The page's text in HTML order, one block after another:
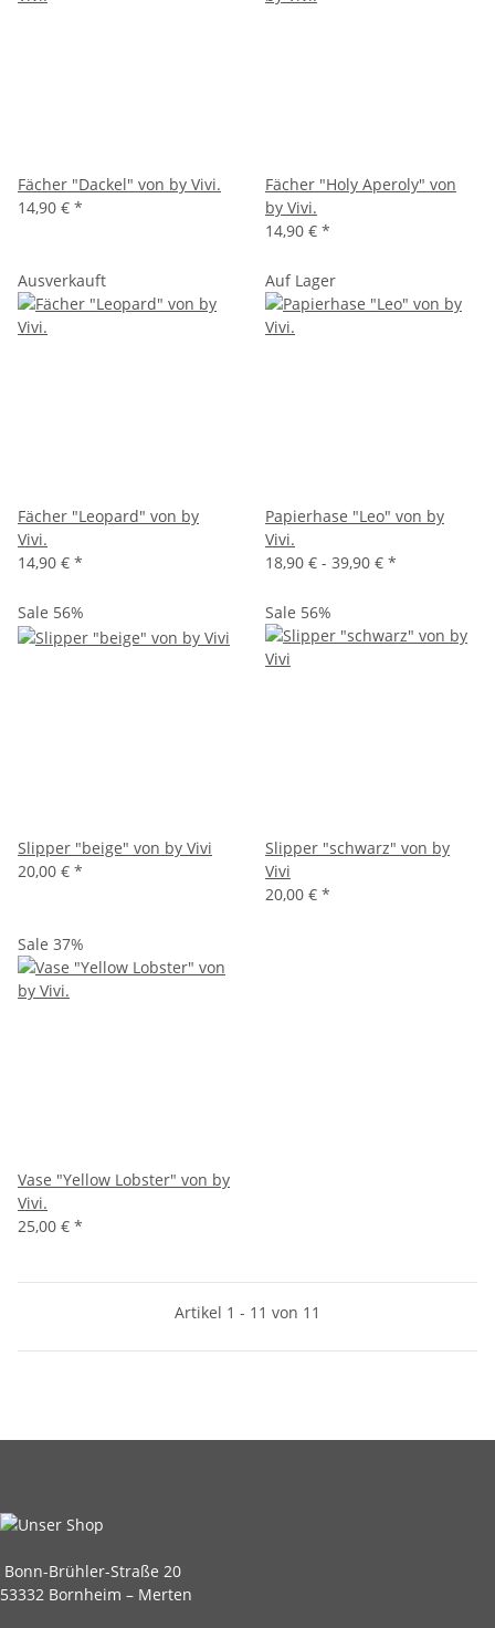
Fächer "Dackel" von by Vivi.
14,90 € *
Fächer "Holy Aperoly" von
by Vivi.
14,90 € *
Ausverkauft
Fächer "Leopard" von by
Vivi.
14,90 € *
Auf Lager
Papierhase "Leo" von by
Vivi.
18,90 € - 39,90 € *
Sale 56%
Slipper "beige" von by Vivi
20,00 € *
Sale 56%
Slipper "schwarz" von by
Vivi
20,00 € *
Sale 37%
Vase "Yellow Lobster" von by
Vivi.
25,00 € *
Artikel 1 - 11 von 11
Bonn-Brühler-Straße 20
53332 Bornheim – Merten